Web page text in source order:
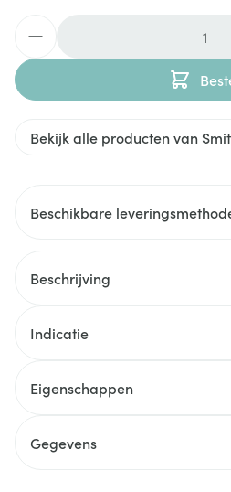
Bekijk alle producten van
Beschikbare
Beschrijving
Indicatie
Eigenschappen
Gegevens